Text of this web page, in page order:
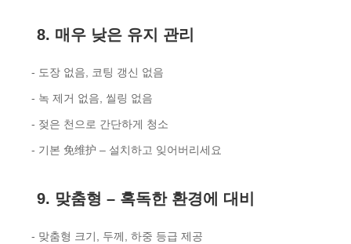
8. 매우 낮은 유지 관리
- 도장 없음, 코팅 갱신 없음
- 녹 제거 없음, 씰링 없음
- 젖은 천으로 간단하게 청소
- 기본 免维护 – 설치하고 잊어버리세요
9. 맞춤형 – 혹독한 환경에 대비
- 맞춤형 크기, 두께, 하중 등급 제공